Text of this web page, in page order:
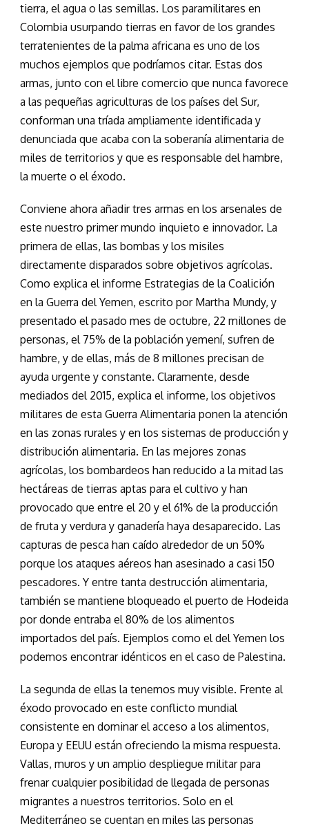
tierra, el agua o las semillas. Los paramilitares en
Colombia usurpando tierras en favor de los grandes
terratenientes de la palma africana es uno de los
muchos ejemplos que podríamos citar. Estas dos
armas, junto con el libre comercio que nunca favorece
a las pequeñas agriculturas de los países del Sur,
conforman una tríada ampliamente identificada y
denunciada que acaba con la soberanía alimentaria de
miles de territorios y que es responsable del hambre,
la muerte o el éxodo.
Conviene ahora añadir tres armas en los arsenales de
este nuestro primer mundo inquieto e innovador. La
primera de ellas, las bombas y los misiles
directamente disparados sobre objetivos agrícolas.
Como explica el informe Estrategias de la Coalición
en la Guerra del Yemen, escrito por Martha Mundy, y
presentado el pasado mes de octubre, 22 millones de
personas, el 75% de la población yemení, sufren de
hambre, y de ellas, más de 8 millones precisan de
ayuda urgente y constante. Claramente, desde
mediados del 2015, explica el informe, los objetivos
militares de esta Guerra Alimentaria ponen la atención
en las zonas rurales y en los sistemas de producción y
distribución alimentaria. En las mejores zonas
agrícolas, los bombardeos han reducido a la mitad las
hectáreas de tierras aptas para el cultivo y han
provocado que entre el 20 y el 61% de la producción
de fruta y verdura y ganadería haya desaparecido. Las
capturas de pesca han caído alrededor de un 50%
porque los ataques aéreos han asesinado a casi 150
pescadores. Y entre tanta destrucción alimentaria,
también se mantiene bloqueado el puerto de Hodeida
por donde entraba el 80% de los alimentos
importados del país. Ejemplos como el del Yemen los
podemos encontrar idénticos en el caso de Palestina.
La segunda de ellas la tenemos muy visible. Frente al
éxodo provocado en este conflicto mundial
consistente en dominar el acceso a los alimentos,
Europa y EEUU están ofreciendo la misma respuesta.
Vallas, muros y un amplio despliegue militar para
frenar cualquier posibilidad de llegada de personas
migrantes a nuestros territorios. Solo en el
Mediterráneo se cuentan en miles las personas